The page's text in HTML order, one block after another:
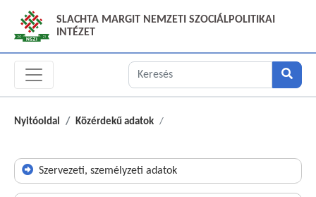
SLACHTA MARGIT NEMZETI SZOCIÁLPOLITIKAI
INTÉZET
Nyitóoldal Közérdekű adatok
Szervezeti, személyzeti adatok